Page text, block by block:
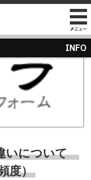
会社のこれまでとこれから
講演の依頼について
M&Aのご提案について
店舗のご案内
経営理念と使命
組織図
過去の経営方針
取り組み
通販事業
自社PB製造販売事業
地域向け学生服販売
お知らせ
受賞歴
物流センター建設
INFO
いについて
度）